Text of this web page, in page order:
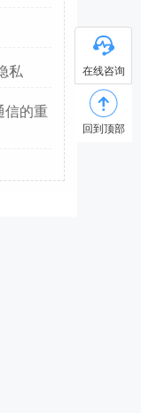
私
信的重
在线咨询
回到顶部